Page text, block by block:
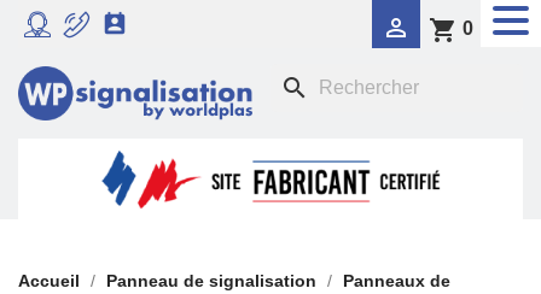
  shopping_cart 0
search
RADAR PÉDAGOGIQUE
SIGNALISATION DYNAMIQUE LUMINEUSE
FEU TRICOLORE COMPORTEMENTAL
PANNEAUX DE SIGNALISATION DE POLICE
SIGNALISATION TEMPORAIRE
Accueil Panneau de signalisation
Panneaux de